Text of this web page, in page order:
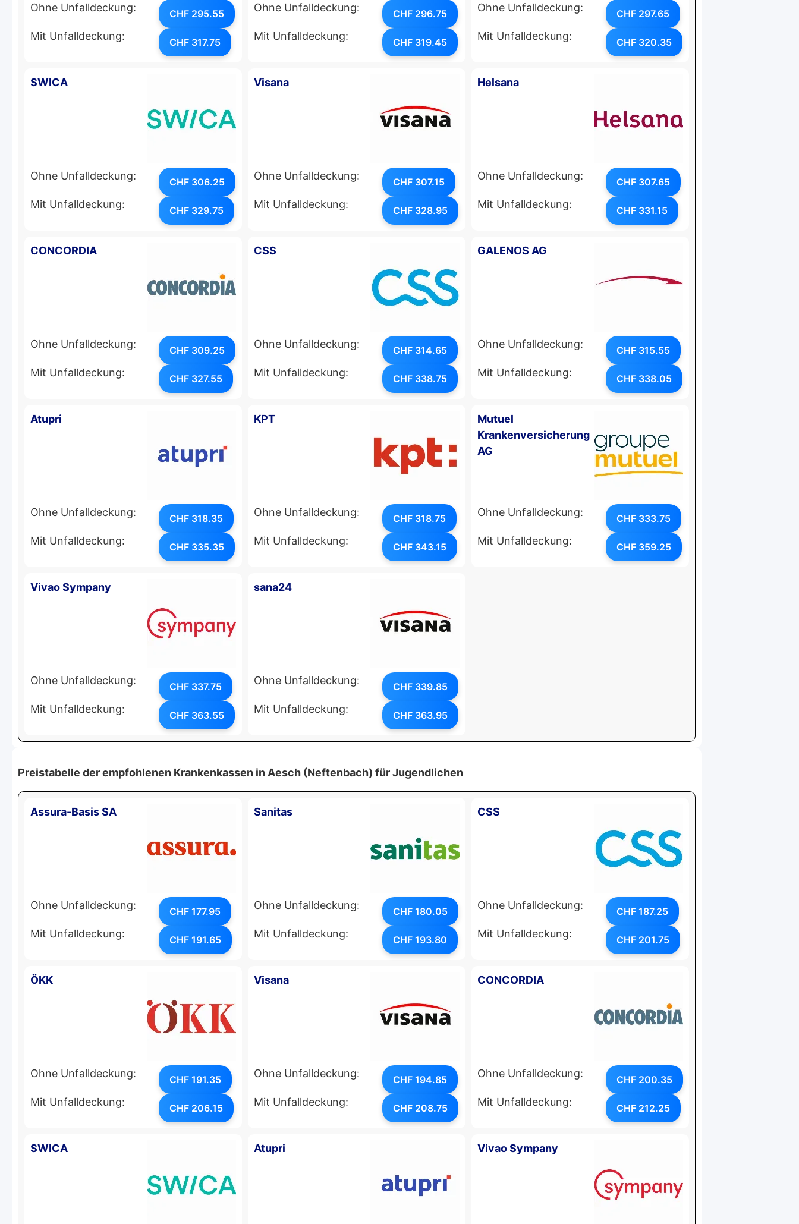
Ohne Unfalldeckung: CHF 295.55
Mit Unfalldeckung: CHF 317.75
Ohne Unfalldeckung: CHF 296.75
Mit Unfalldeckung: CHF 319.45
Ohne Unfalldeckung: CHF 297.65
Mit Unfalldeckung: CHF 320.35
SWICA
Ohne Unfalldeckung: CHF 306.25
Mit Unfalldeckung: CHF 329.75
Visana
Ohne Unfalldeckung: CHF 307.15
Mit Unfalldeckung: CHF 328.95
Helsana
Ohne Unfalldeckung: CHF 307.65
Mit Unfalldeckung: CHF 331.15
CONCORDIA
Ohne Unfalldeckung: CHF 309.25
Mit Unfalldeckung: CHF 327.55
CSS
Ohne Unfalldeckung: CHF 314.65
Mit Unfalldeckung: CHF 338.75
GALENOS AG
Ohne Unfalldeckung: CHF 315.55
Mit Unfalldeckung: CHF 338.05
Atupri
Ohne Unfalldeckung: CHF 318.35
Mit Unfalldeckung: CHF 335.35
KPT
Ohne Unfalldeckung: CHF 318.75
Mit Unfalldeckung: CHF 343.15
Mutuel
Krankenversicherung
AG
Ohne Unfalldeckung: CHF 333.75
Mit Unfalldeckung: CHF 359.25
Vivao Sympany
Ohne Unfalldeckung: CHF 337.75
Mit Unfalldeckung: CHF 363.55
sana24
Ohne Unfalldeckung: CHF 339.85
Mit Unfalldeckung: CHF 363.95
Preistabelle der empfohlenen Krankenkassen in Aesch (Neftenbach) für Jugendlichen
Assura-Basis SA
Ohne Unfalldeckung: CHF 177.95
Mit Unfalldeckung: CHF 191.65
Sanitas
Ohne Unfalldeckung: CHF 180.05
Mit Unfalldeckung: CHF 193.80
CSS
Ohne Unfalldeckung: CHF 187.25
Mit Unfalldeckung: CHF 201.75
ÖKK
Ohne Unfalldeckung: CHF 191.35
Mit Unfalldeckung: CHF 206.15
Visana
Ohne Unfalldeckung: CHF 194.85
Mit Unfalldeckung: CHF 208.75
CONCORDIA
Ohne Unfalldeckung: CHF 200.35
Mit Unfalldeckung: CHF 212.25
SWICA Atupri Vivao Sympany